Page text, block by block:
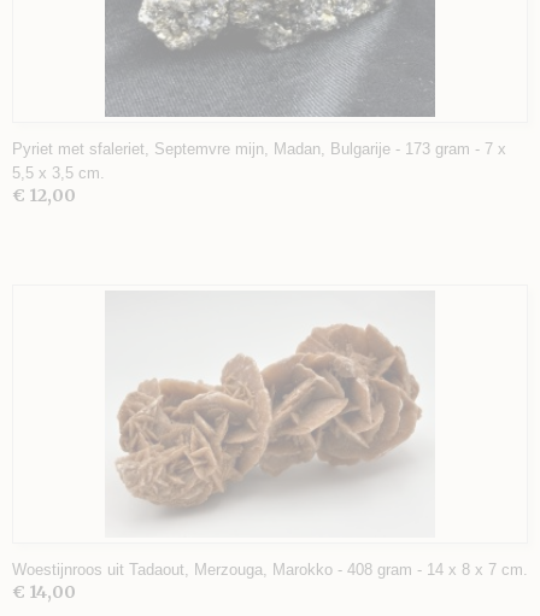
Pyriet met sfaleriet, Septemvre mijn, Madan, Bulgarije - 173 gram - 7 x
5,5 x 3,5 cm.
€ 12,00
Woestijnroos uit Tadaout, Merzouga, Marokko - 408 gram - 14 x 8 x 7 cm.
€ 14,00